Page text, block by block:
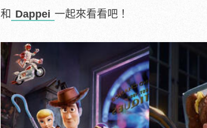
和 Dappei 一起來看看吧！